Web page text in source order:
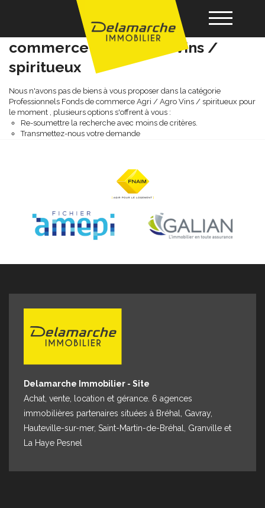
Acheter
Louer
Nos agences
Espace client Nous contacter
Professionnels fonds de
commerce agri / agro vins /
spiritueux
Nous n'avons pas de biens à vous proposer dans la catégorie
Professionnels Fonds de commerce Agri / Agro Vins / spiritueux pour
le moment , plusieurs options s'offrent à vous :
Re-soumettre la recherche avec moins de critères.
Transmettez-nous votre demande
Delamarche Immobilier - Site
Achat, vente, location et gérance. 6 agences
immobilières partenaires situées à Bréhal, Gavray,
Hauteville-sur-mer, Saint-Martin-de-Bréhal, Granville et
La Haye Pesnel